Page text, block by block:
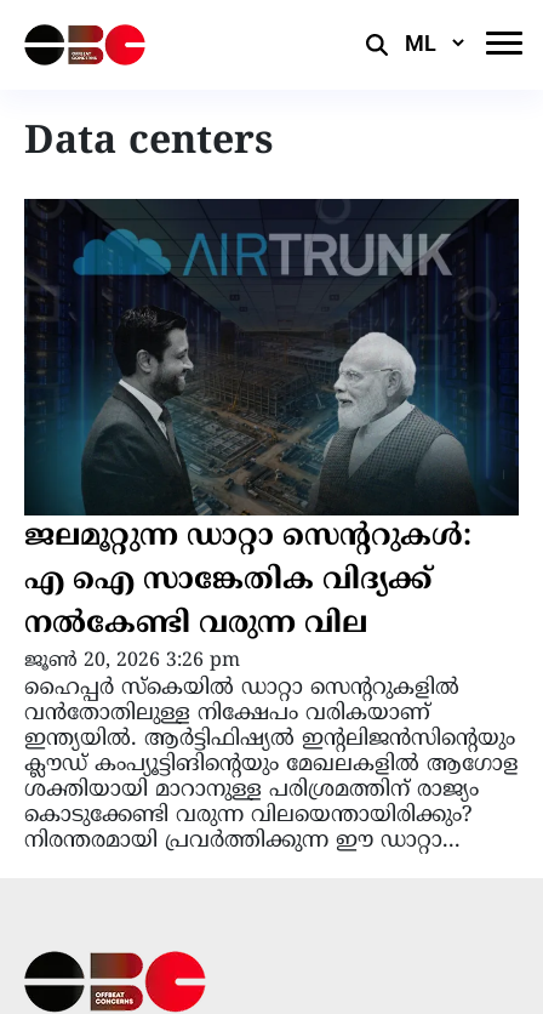
Select
Data centers
ജലമൂറ്റുന്ന ഡാറ്റാ സെന്ററുകൾ:
എ ഐ സാങ്കേതിക വിദ്യക്ക്
നൽകേണ്ടി വരുന്ന വില
ജൂൺ 20, 2026 3:26 pm
ഹൈപ്പർ സ്കെയിൽ ഡാറ്റാ സെന്ററുകളിൽ
വൻതോതിലുള്ള നിക്ഷേപം വരികയാണ്
ഇന്ത്യയിൽ. ആർട്ടിഫിഷ്യൽ ഇന്റലിജൻസിന്റെയും
ക്ലൗഡ് കംപ്യൂട്ടിങിന്റെയും മേഖലകളിൽ ആഗോള
ശക്തിയായി മാറാനുള്ള പരിശ്രമത്തിന് രാജ്യം
കൊടുക്കേണ്ടി വരുന്ന വിലയെന്തായിരിക്കും?
നിരന്തരമായി പ്രവർത്തിക്കുന്ന ഈ ഡാറ്റാ...